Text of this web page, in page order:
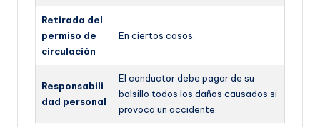
Retirada del
permiso de
circulación
En ciertos casos.
Responsabili
dad personal
El conductor debe pagar de su
bolsillo todos los daños causados si
provoca un accidente.